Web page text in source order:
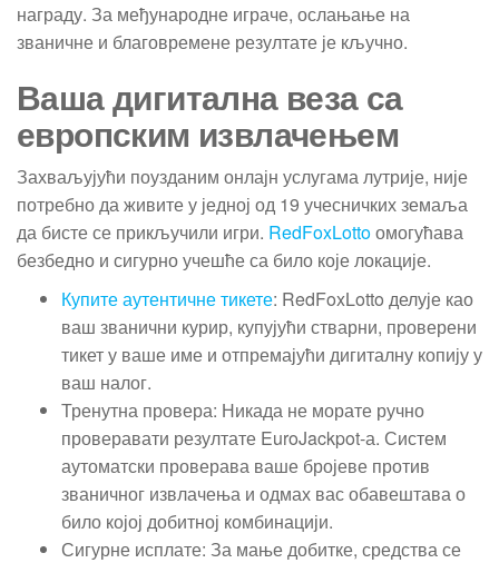
награду. За међународне играче, ослањање на
званичне и благовремене резултате је кључно.
Ваша дигитална веза са
европским извлачењем
Захваљујући поузданим онлајн услугама лутрије, није
потребно да живите у једној од 19 учесничких земаља
да бисте се прикључили игри. RedFoxLottoомогућава
безбедно и сигурно учешће са било које локације.
Купите аутентичне тикете: RedFoxLotto делује као
ваш званични курир, купујући стварни, проверени
тикет у ваше име и отпремајући дигиталну копију у
ваш налог.
Тренутна провера: Никада не морате ручно
проверавати резултате EuroJackpot-а. Систем
аутоматски проверава ваше бројеве против
званичног извлачења и одмах вас обавештава о
било којој добитној комбинацији.
Сигурне исплате: За мање добитке, средства се